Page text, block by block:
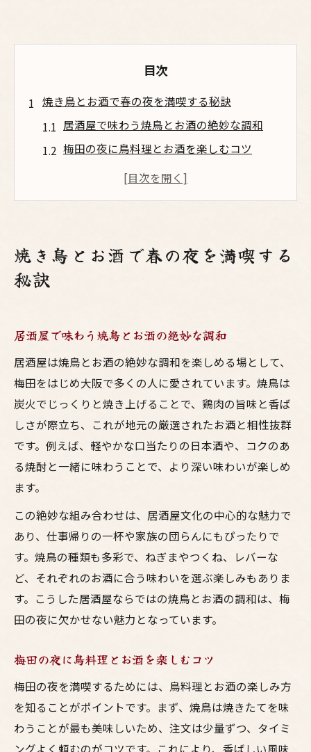
目次
焼き鳥とお酒で春の夜を満喫する秘訣
居酒屋で味わう焼鳥とお酒の絶妙な調和
梅田の夜に鳥料理とお酒を楽しむコツ
大阪の焼鳥が春の夜を彩る理由とは
居酒屋ならではの焼鳥新メニューを堪能
大阪のナイトマーケットで味わう鳥料理体
験
焼鳥とお酒が織りなす梅田の夜の魅力
鳥飼イベントで感じる大阪のグルメ文化
家族で楽しむ鳥飼ナイトマーケットの魅力
鳥飼ナイトマーケットで鳥料理とお酒を満
喫
大阪のイベントで味わう焼鳥の美味しさ
梅田の鳥飼イベントでお酒と食を体験
大人も子どもも鳥料理で笑顔になる夜
梅田の居酒屋で春の夜を楽しむ方法
大阪鳥料理が彩るナイトマーケットの夜
家族で味わう居酒屋の温もりと焼鳥の香り
お酒と鳥料理が誘う平日夜のリフレッシュ
香ばしい焼鳥と多彩なイベントを楽しもう
焼き鳥とお酒で春の夜を満喫する
秘訣
居酒屋で味わう焼鳥とお酒の絶妙な調和
居酒屋は焼鳥とお酒の絶妙な調和を楽しめる場として、
梅田をはじめ大阪で多くの人に愛されています。焼鳥は
炭火でじっくりと焼き上げることで、鶏肉の旨味と香ば
しさが際立ち、これが地元の厳選されたお酒と相性抜群
です。例えば、軽やかな口当たりの日本酒や、コクのあ
る焼酎と一緒に味わうことで、より深い味わいが楽しめ
ます。
この絶妙な組み合わせは、居酒屋文化の中心的な魅力で
あり、仕事帰りの一杯や家族の団らんにもぴったりで
す。焼鳥の種類も多彩で、ねぎまやつくね、レバーな
ど、それぞれのお酒に合う味わいを選ぶ楽しみもありま
す。こうした居酒屋ならではの焼鳥とお酒の調和は、梅
田の夜に欠かせない魅力となっています。
梅田の夜に鳥料理とお酒を楽しむコツ
梅田の夜を満喫するためには、鳥料理とお酒の楽しみ方
を知ることがポイントです。まず、焼鳥は焼きたてを味
わうことが最も美味しいため、注文は少量ずつ、タイミ
ングよく頼むのがコツです。これにより、香ばしい風味